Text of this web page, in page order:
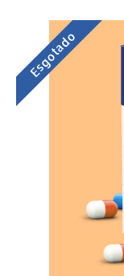
Esgotado